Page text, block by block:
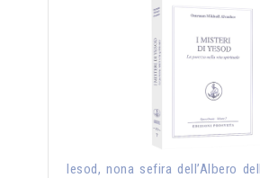
Iesod, nona sefira dell’Albero